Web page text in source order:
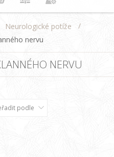
Neurologické potíže
/
nervu
NERVU
podle